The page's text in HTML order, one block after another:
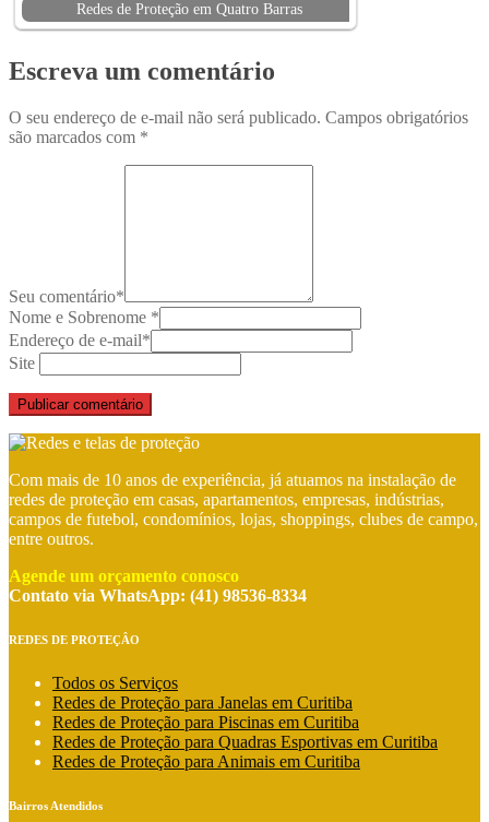
Redes de Proteção em Quatro Barras
Escreva um comentário
O seu endereço de e-mail não será publicado. Campos obrigatórios
são marcados com *
Seu comentário*
Nome e Sobrenome *
Endereço de e-mail*
Site
Com mais de 10 anos de experiência, já atuamos na instalação de
redes de proteção em casas, apartamentos, empresas, indústrias,
campos de futebol, condomínios, lojas, shoppings, clubes de campo,
entre outros.
Agende um orçamento conosco
Contato via WhatsApp: (41) 98536-8334
REDES DE PROTEÇÂO
Todos os Serviços
Redes de Proteção para Janelas em Curitiba
Redes de Proteção para Piscinas em Curitiba
Redes de Proteção para Quadras Esportivas em Curitiba
Redes de Proteção para Animais em Curitiba
Bairros Atendidos